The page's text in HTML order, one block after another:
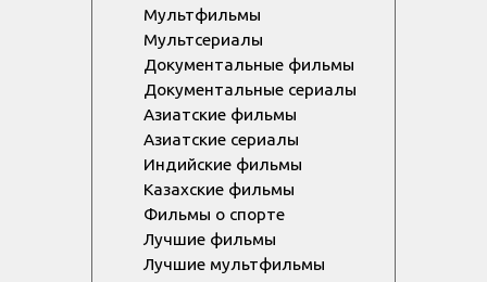
Мультфильмы
Мультсериалы
Документальные фильмы
Документальные сериалы
Азиатские фильмы
Азиатские сериалы
Индийские фильмы
Казахские фильмы
Фильмы о спорте
Лучшие фильмы
Лучшие мультфильмы